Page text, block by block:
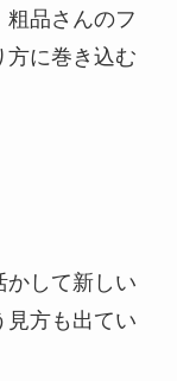
粗品さんのフ
方に巻き込む
かして新しい
見方も出てい